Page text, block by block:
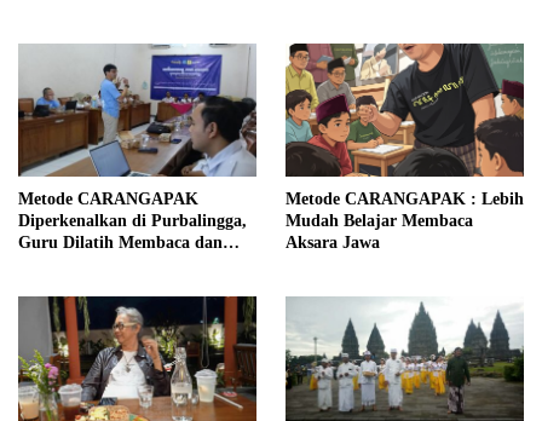
Metode CARANGAPAK
Diperkenalkan di Purbalingga,
Guru Dilatih Membaca dan
Metode CARANGAPAK : Lebih
Mudah Belajar Membaca
Aksara Jawa